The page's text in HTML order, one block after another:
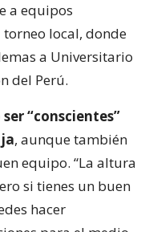
a equipos
local, donde
a Universitario
del Perú.
“conscientes”
, aunque también
equipo. “La altura
si tienes un buen
hacer